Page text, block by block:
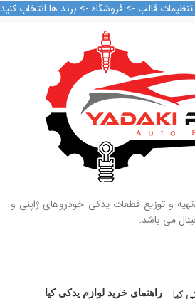
قالب -> فروشگاه -> برند ها انتخاب کنید
و توزیع قطعات یدکی خودروهای ژاپنی و
می باشد.
راهنمای خرید لوازم یدکی کیا